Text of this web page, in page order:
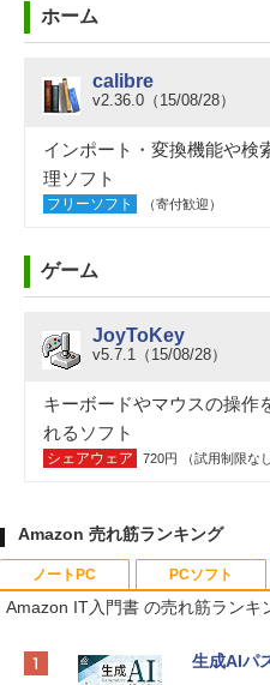
ホーム
calibre
v2.36.0（15/08/28）
インポート・変換機能や検
理ソフト
フリーソフト （寄付歓迎）
ゲーム
JoyToKey
v5.7.1（15/08/28）
キーボードやマウスの操作
れるソフト
シェアウェア 720円 （試用制限な
Amazon 売れ筋ランキング
ノートPC
Apple
PCソフト
Robloxギ
Amazon IT入門書 の売れ筋ランキ
生成AIパ